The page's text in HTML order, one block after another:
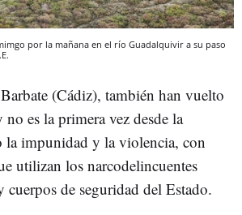
por la mañana en el río Guadalquivir a su paso
(Cádiz), también han vuelto
no es la primera vez desde la
la impunidad y la violencia, con
utilizan los narcodelincuentes
cuerpos de seguridad del Estado.